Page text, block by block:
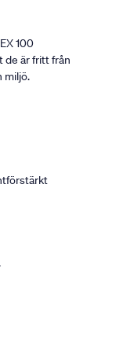
100
de är fritt från
miljö.